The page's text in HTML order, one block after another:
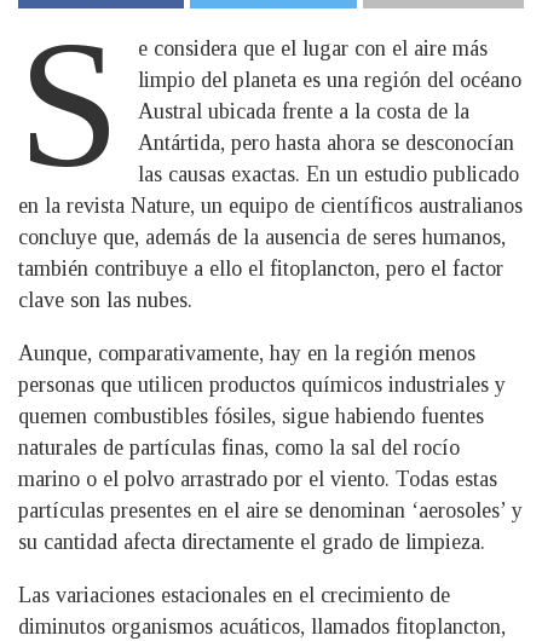
S
e considera que el lugar con el aire más
limpio del planeta es una región del océano
Austral ubicada frente a la costa de la
Antártida, pero hasta ahora se desconocían
las causas exactas. En un estudio publicado
en la revista Nature, un equipo de científicos australianos
concluye que, además de la ausencia de seres humanos,
también contribuye a ello el fitoplancton, pero el factor
clave son las nubes.
Aunque, comparativamente, hay en la región menos
personas que utilicen productos químicos industriales y
quemen combustibles fósiles, sigue habiendo fuentes
naturales de partículas finas, como la sal del rocío
marino o el polvo arrastrado por el viento. Todas estas
partículas presentes en el aire se denominan ‘aerosoles’ y
su cantidad afecta directamente el grado de limpieza.
Las variaciones estacionales en el crecimiento de
diminutos organismos acuáticos, llamados fitoplancton,